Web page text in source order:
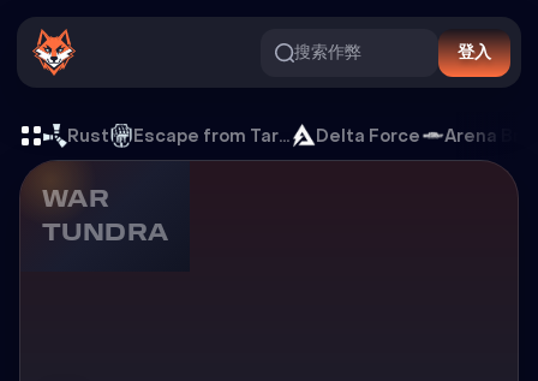
搜索作弊 登入
War Tundra 游戏外挂
Rust Escape from Tarkov Delta Force Arena
WAR
TUNDRA